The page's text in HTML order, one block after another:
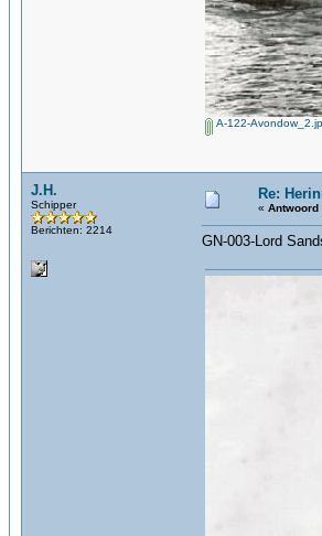
A-122-
J.H.
Schipper
Berichten: 2214
Re:
« Antwoord
GN-003-Lord